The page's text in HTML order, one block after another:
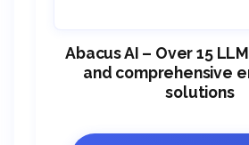
Abacus AI – Over 15
and comprehensive
solutions